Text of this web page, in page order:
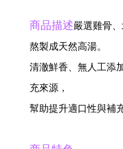
商品描述嚴選雞骨
熬製成天然高湯。
清澈鮮香、無人工添
充來源，
幫助提升適口性與補